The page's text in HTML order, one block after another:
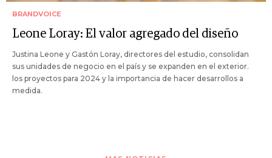
BRANDVOICE
Leone Loray: El valor agregado del diseño
Justina Leone y Gastón Loray, directores del estudio, consolidan
sus unidades de negocio en el país y se expanden en el exterior.
los proyectos para 2024 y la importancia de hacer desarrollos a
medida.